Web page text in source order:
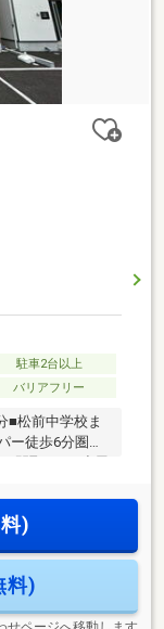
駐車2台以上
バリアフリー
松前中学校ま
徒歩6分圏内
い間取り≫■小屋
≫■高断熱×耐
7項目で最高等
)
料)